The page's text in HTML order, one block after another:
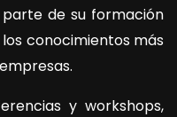
de su formación
conocimientos más
y workshops,